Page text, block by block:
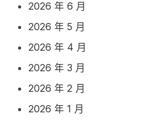
2026 年 6 月
2026 年 5 月
2026 年 4 月
2026 年 3 月
2026 年 2 月
2026 年 1 月